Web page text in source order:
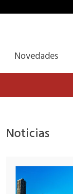
Novedades
Noticias